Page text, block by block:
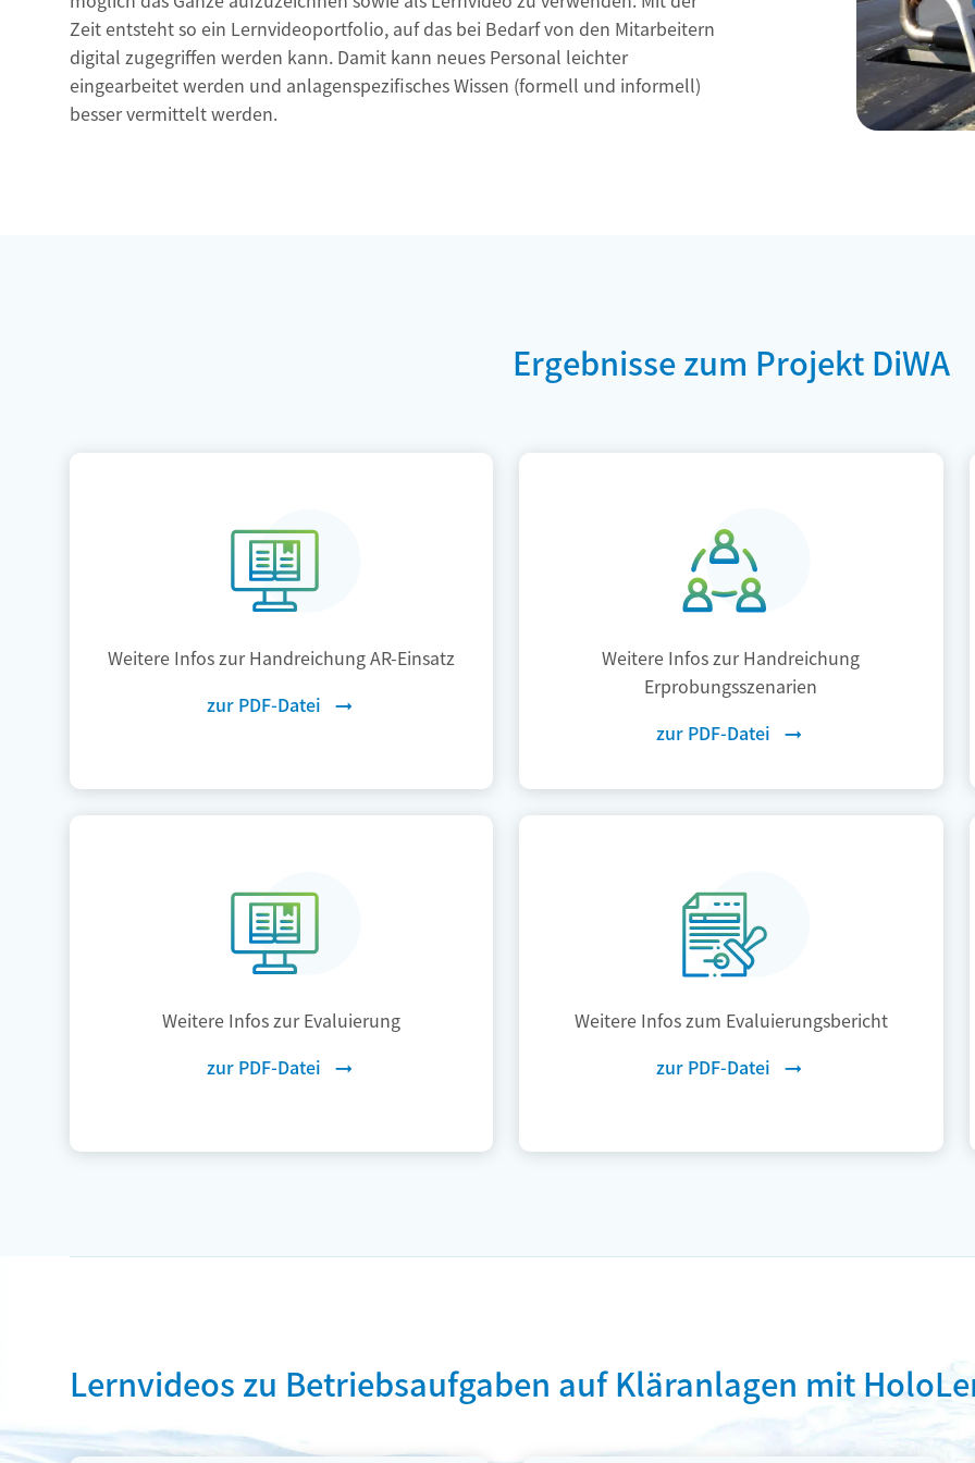
Zeit entsteht so ein Lernvideoportfolio, auf das bei Bedarf von den Mitarbeitern
digital zugegriffen werden kann. Damit kann neues Personal leichter
eingearbeitet werden und anlagenspezifisches Wissen (formell und informell)
besser vermittelt werden.
Ergebnisse zum Projekt DiWA
Weitere Infos zur Handreichung AR-Einsatz
zur PDF-Datei
Weitere Infos zur Handreichung
Erprobungsszenarien
zur PDF-Datei
Weitere Infos zur Evaluierung
zur PDF-Datei
Weitere Infos zum Evaluierungsbericht
zur PDF-Datei
Lernvideos zu Betriebsaufgaben auf Kläranlagen mit